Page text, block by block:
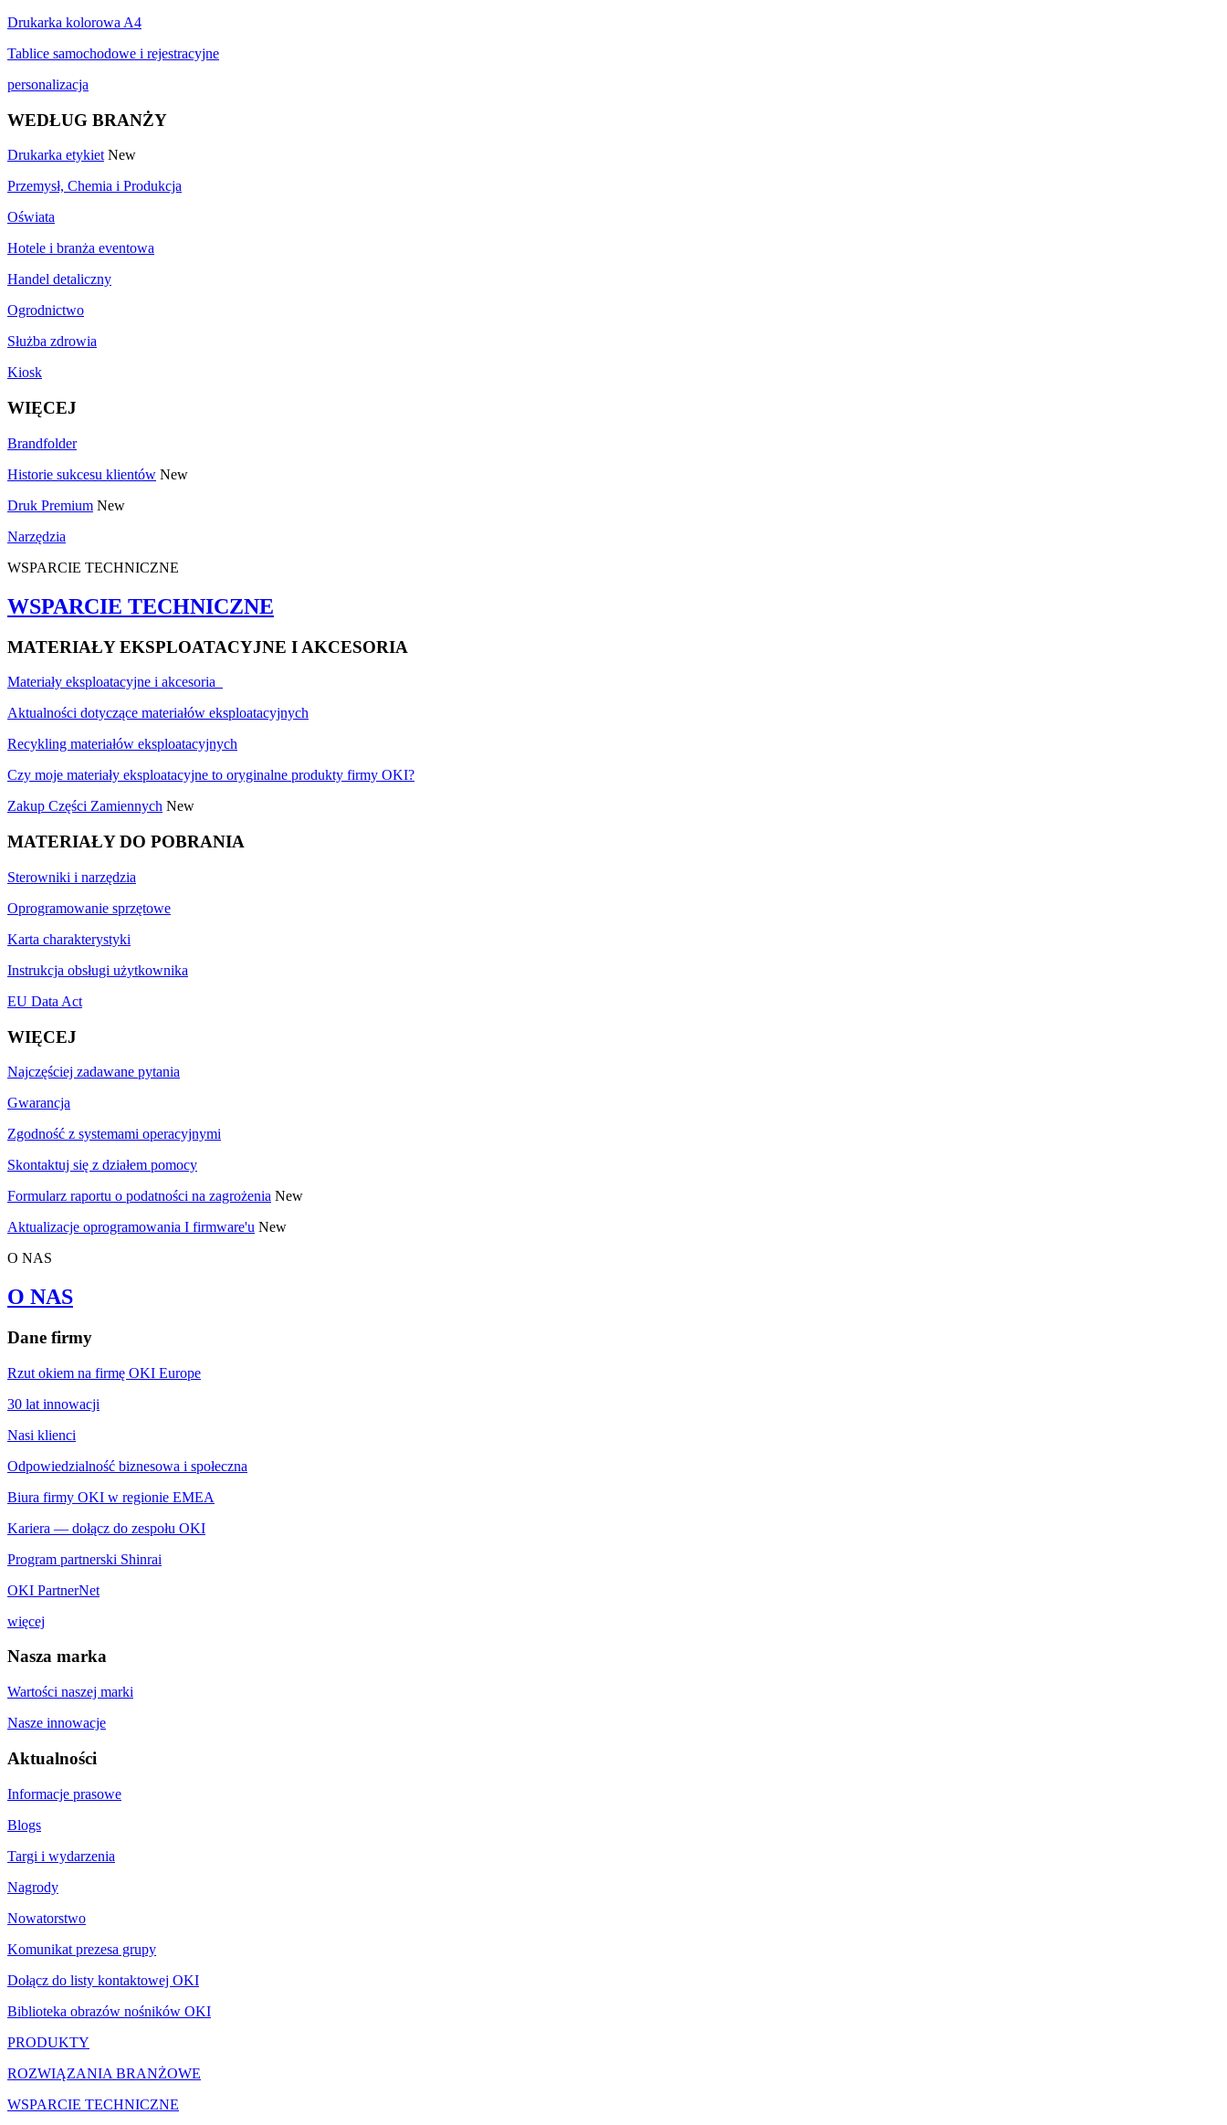
Drukarka kolorowa A4
Tablice samochodowe i rejestracyjne
personalizacja
WEDŁUG BRANŻY
Drukarka etykiet New
Przemysł, Chemia i Produkcja
Oświata
Hotele i branża eventowa
Handel detaliczny
Ogrodnictwo
Służba zdrowia
Kiosk
WIĘCEJ
Brandfolder
Historie sukcesu klientów New
Druk Premium New
Narzędzia
WSPARCIE TECHNICZNE
WSPARCIE TECHNICZNE
MATERIAŁY EKSPLOATACYJNE I AKCESORIA
Materiały eksploatacyjne i akcesoria
Aktualności dotyczące materiałów eksploatacyjnych
Recykling materiałów eksploatacyjnych
Czy moje materiały eksploatacyjne to oryginalne produkty firmy OKI?
Zakup Części Zamiennych New
MATERIAŁY DO POBRANIA
Sterowniki i narzędzia
Oprogramowanie sprzętowe
Karta charakterystyki
Instrukcja obsługi użytkownika
EU Data Act
WIĘCEJ
Najczęściej zadawane pytania
Gwarancja
Zgodność z systemami operacyjnymi
Skontaktuj się z działem pomocy
Formularz raportu o podatności na zagrożenia New
Aktualizacje oprogramowania I firmware'u New
O NAS
O NAS
Dane firmy
Rzut okiem na firmę OKI Europe
30 lat innowacji
Nasi klienci
Odpowiedzialność biznesowa i społeczna
Biura firmy OKI w regionie EMEA
Kariera — dołącz do zespołu OKI
Program partnerski Shinrai
OKI PartnerNet
więcej
Nasza marka
Wartości naszej marki
Nasze innowacje
Aktualności
Informacje prasowe
Blogs
Targi i wydarzenia
Nagrody
Nowatorstwo
Komunikat prezesa grupy
Dołącz do listy kontaktowej OKI
Biblioteka obrazów nośników OKI
PRODUKTY
ROZWIĄZANIA BRANŻOWE
WSPARCIE TECHNICZNE